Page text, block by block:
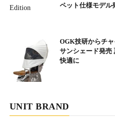
ペット仕様モデル
OGK技研からチ
サンシェード発売
快適に
UNIT BRAND